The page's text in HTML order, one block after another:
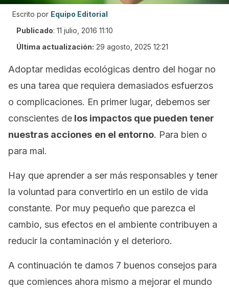
Escrito por Equipo Editorial
Publicado: 11 julio, 2016 11:10
Última actualización: 29 agosto, 2025 12:21
Adoptar medidas ecológicas dentro del hogar no
es una tarea que requiera demasiados esfuerzos
o complicaciones. En primer lugar, debemos ser
conscientes de los impactos que pueden tener
nuestras acciones en el entorno. Para bien o
para mal.
Hay que aprender a ser más responsables y tener
la voluntad para convertirlo en un estilo de vida
constante. Por muy pequeño que parezca el
cambio, sus efectos en el ambiente contribuyen a
reducir la contaminación y el deterioro.
A continuación te damos 7 buenos consejos para
que comiences ahora mismo a mejorar el mundo